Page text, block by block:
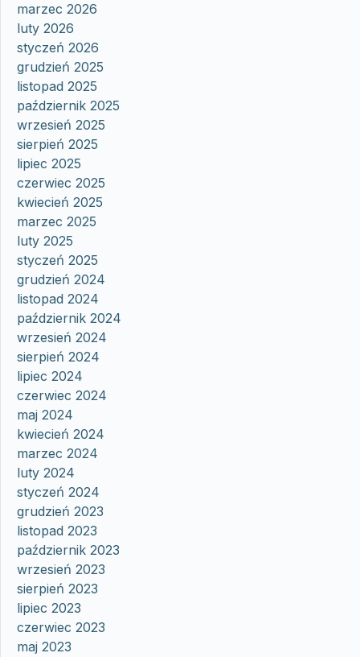
marzec 2026
luty 2026
styczeń 2026
grudzień 2025
listopad 2025
październik 2025
wrzesień 2025
sierpień 2025
lipiec 2025
czerwiec 2025
kwiecień 2025
marzec 2025
luty 2025
styczeń 2025
grudzień 2024
listopad 2024
październik 2024
wrzesień 2024
sierpień 2024
lipiec 2024
czerwiec 2024
maj 2024
kwiecień 2024
marzec 2024
luty 2024
styczeń 2024
grudzień 2023
listopad 2023
październik 2023
wrzesień 2023
sierpień 2023
lipiec 2023
czerwiec 2023
maj 2023